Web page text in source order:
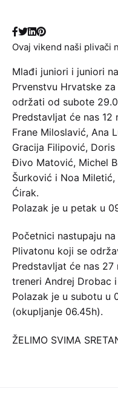
Ovaj vikend naši plivači
Mlađi juniori i juniori
Prvenstvu Hrvatske
održati od subote
Predstavljat će nas 12
Frane Miloslavić, Ana
Gracija Filipović,
Đivo Matović, Michel
Šurković i Noa
Ćirak.
Polazak je u petak u
Početnici nastupaju
Plivatonu koji se
Predstavljat će nas
treneri Andrej Drobac
Polazak je u subotu u
(okupljanje 06.45h).
ŽELIMO SVIMA